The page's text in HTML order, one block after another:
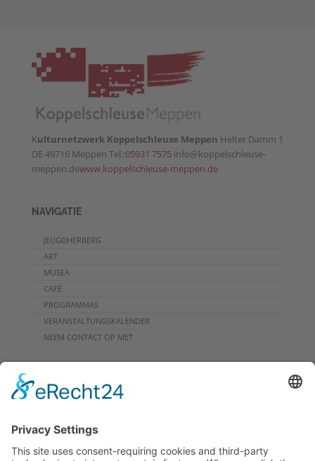
Kulturnetzwerk Koppelschleuse Meppen Helter Damm 1
DE 49716 Meppen Tel.:05931 7575info@koppelschleuse-
meppen.dewww.koppelschleuse-meppen.de
NAVIGATIE
JEUGDHERBERG
ART
MUSEA
CAFÉ
PROGRAMMAS
VERANSTALTUNGSKALENDER
NEEM CONTACT OP MET
PROGRAMMHEFT
NIEUWSBRIEF
RONDREIS